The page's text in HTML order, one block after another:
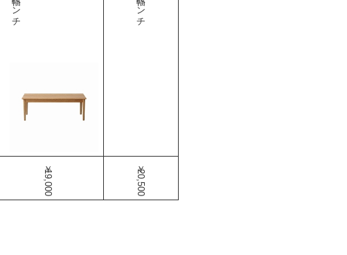
￥19,000 ￥20,500